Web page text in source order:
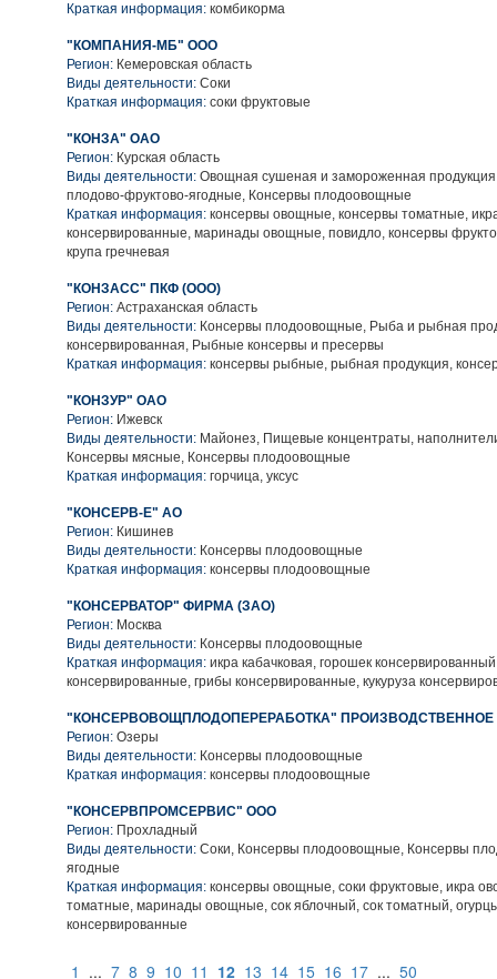
Краткая информация: комбикорма
"КОМПАНИЯ-МБ" ООО
Регион: Кемеровская область
Виды деятельности: Соки
Краткая информация: соки фруктовые
"КОНЗА" ОАО
Регион: Курская область
Виды деятельности: Овощная сушеная и замороженная
плодово-фруктово-ягодные, Консервы плодоовощные
Краткая информация: консервы овощные, консервы томатные,
консервированные, маринады овощные, повидло, консервы
крупа гречневая
"КОНЗАСС" ПКФ (ООО)
Регион: Астраханская область
Виды деятельности: Консервы плодоовощные, Рыба и рыбная
консервированная, Рыбные консервы и пресервы
Краткая информация: консервы рыбные, рыбная продукция,
"КОНЗУР" ОАО
Регион: Ижевск
Виды деятельности: Майонез, Пищевые концентраты,
Консервы мясные, Консервы плодоовощные
Краткая информация: горчица, уксус
"КОНСЕРВ-Е" АО
Регион: Кишинев
Виды деятельности: Консервы плодоовощные
Краткая информация: консервы плодоовощные
"КОНСЕРВАТОР" ФИРМА (ЗАО)
Регион: Москва
Виды деятельности: Консервы плодоовощные
Краткая информация: икра кабачковая, горошек
консервированные, грибы консервированные, кукуруза
"КОНСЕРВОВОЩПЛОДОПЕРЕРАБОТКА" ПРОИЗВОДСТВЕННОЕ
Регион: Озеры
Виды деятельности: Консервы плодоовощные
Краткая информация: консервы плодоовощные
"КОНСЕРВПРОМСЕРВИС" ООО
Регион: Прохладный
Виды деятельности: Соки, Консервы плодоовощные, Консервы
ягодные
Краткая информация: консервы овощные, соки фруктовые, икра
томатные, маринады овощные, сок яблочный, сок томатный,
консервированные
1 ... 7 8 9 10 11 12 13 14 15 16 17 ... 50